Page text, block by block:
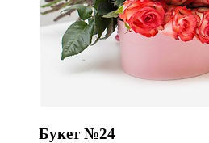
Букет №24